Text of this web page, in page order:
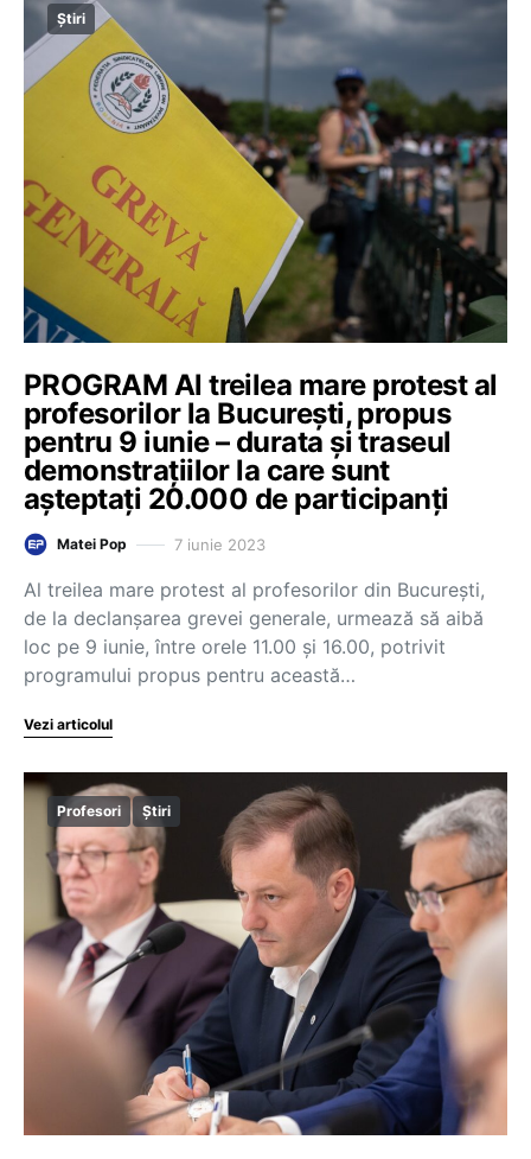
Știri
PROGRAM Al treilea mare protest al
profesorilor la București, propus
pentru 9 iunie – durata și traseul
demonstrațiilor la care sunt
așteptați 20.000 de participanți
Matei Pop 7 iunie 2023
Al treilea mare protest al profesorilor din București,
de la declanșarea grevei generale, urmează să aibă
loc pe 9 iunie, între orele 11.00 și 16.00, potrivit
programului propus pentru această…
Vezi articolul
Profesori Știri